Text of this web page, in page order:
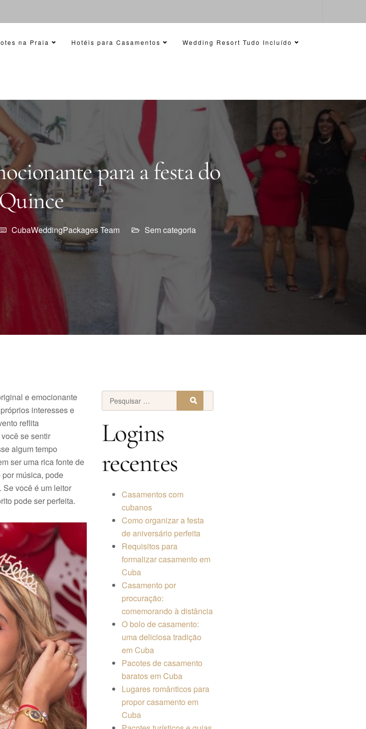
na Praia Hotéis para Casamentos Wedding Resort Tudo Incluído
para a festa do
CubaWeddingPackages Team Sem categoria
e emocionante
interesses e
reflita
se sentir
algum tempo
ser uma rica fonte de
música, pode
Se você é um leitor
pode ser perfeita.
Logins
recentes
Casamentos com
cubanos
Como organizar a festa
de aniversário perfeita
Requisitos para
formalizar casamento em
Cuba
Casamento por
procuração:
comemorando à distância
O bolo de casamento:
uma deliciosa tradição
em Cuba
Pacotes de casamento
baratos em Cuba
Lugares românticos para
propor casamento em
Cuba